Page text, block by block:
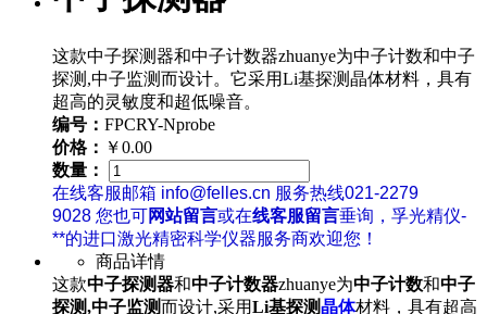
这款中子探测器和中子计数器zhuanye为中子计数和中子
探测,中子监测而设计。它采用Li基探测晶体材料，具有
超高的灵敏度和超低噪音。
编号： FPCRY-Nprobe
价格： ￥0.00
数量：
在线客服邮箱 info@felles.cn 服务热线021-2279
9028 您也可网站留言或在线客服留言垂询，孚光精仪-
**的进口激光精密科学仪器服务商欢迎您！
商品详情
这款中子探测器和中子计数器zhuanye为中子计数和中子
探测,中子监测而设计,采用Li基探测晶体材料，具有超高